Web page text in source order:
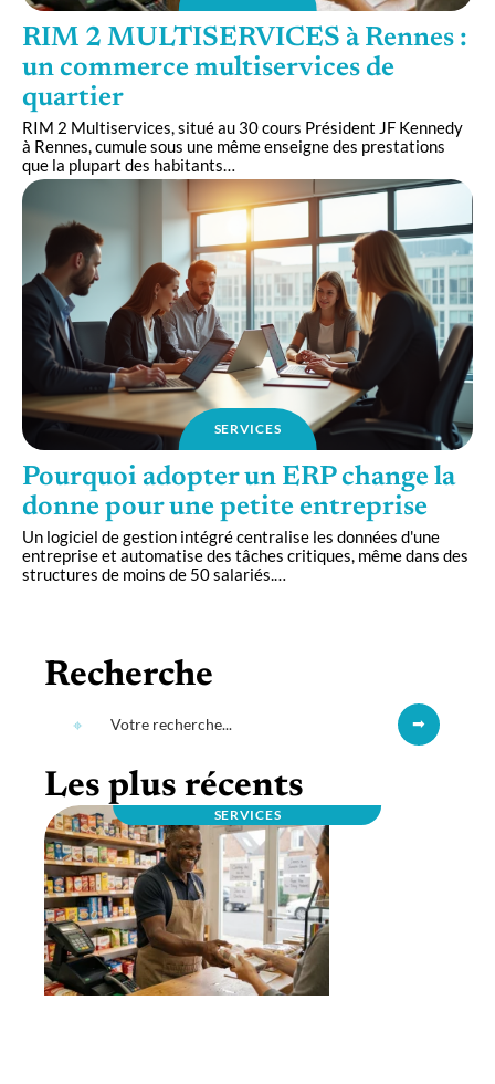
RIM 2 MULTISERVICES à Rennes :
un commerce multiservices de
quartier
RIM 2 Multiservices, situé au 30 cours Président JF Kennedy
à Rennes, cumule sous une même enseigne des prestations
que la plupart des habitants…
SERVICES
Pourquoi adopter un ERP change la
donne pour une petite entreprise
Un logiciel de gestion intégré centralise les données d'une
entreprise et automatise des tâches critiques, même dans des
structures de moins de 50 salariés.…
Recherche
Les plus récents
SERVICES